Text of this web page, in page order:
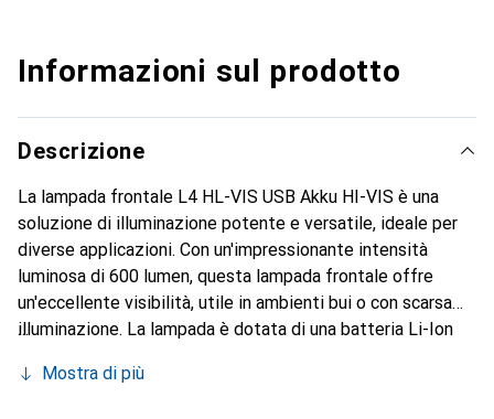
Informazioni sul prodotto
Descrizione
La lampada frontale L4 HL-VIS USB Akku HI-VIS è una
soluzione di illuminazione potente e versatile, ideale per
diverse applicazioni. Con un'impressionante intensità
luminosa di 600 lumen, questa lampada frontale offre
un'eccellente visibilità, utile in ambienti bui o con scarsa
illuminazione. La lampada è dotata di una batteria Li-Ion
potenza. Grazie al design robusto e alla classe di
Mostra di più